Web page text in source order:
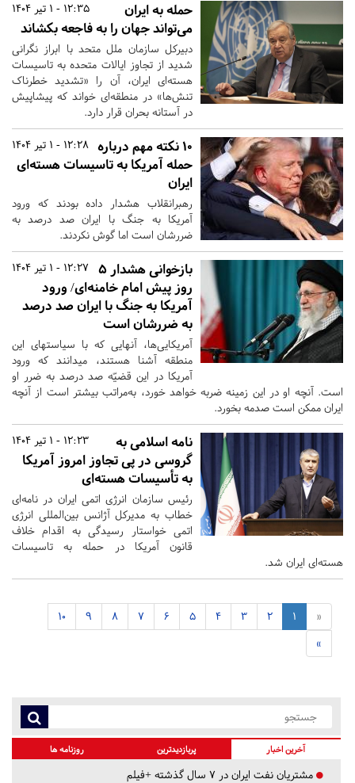
12:35 - 1 تیر 1404
حمله به ایران
می‌تواند جهان را به فاجعه بکشاند
دبیرکل سازمان ملل متحد با ابراز نگرانی
شدید از تجاوز ایالات متحده به تاسیسات
هسته‌ای ایران، آن را «تشدید خطرناک
تنش‌ها» در منطقه‌ای خواند که پیشاپیش
در آستانه بحران قرار دارد.
12:28 - 1 تیر 1404 ۱۰ نکته مهم درباره
حمله آمریکا به تاسیسات هسته‌ای
ایران
رهبرانقلاب هشدار داده بودند که ورود
آمریکا به جنگ با ایران صد درصد به
ضررشان است اما گوش نکردند.
12:27 - 1 تیر 1404
بازخوانی هشدار ۵
روز پیش امام خامنه‌ای/ ورود
آمریکا به جنگ با ایران صد درصد
به ضررشان است
آمریکایی‌ها، آنهایی که با سیاستهای این
منطقه آشنا هستند، میدانند که ورود
آمریکا در این قضیّه صد درصد به ضرر او
است. آنچه او در این زمینه ضربه خواهد خورد، به‌مراتب بیشتر است از آنچه
ایران ممکن است صدمه بخورد.
12:23 - 1 تیر 1404
نامه اسلامی به
گروسی در پی تجاوز امروز آمریکا
به تأسیسات هسته‌ای
رئیس سازمان انرژی اتمی ایران در نامه‌ای
خطاب به مدیرکل آژانس بین‌المللی انرژی
اتمی خواستار رسیدگی به اقدام خلاف
قانون آمریکا در حمله به تاسیسات
هسته‌ای ایران شد.
«
1
2
3
4
5
6
7
8
9
10
»
آخرین اخبار پربازدیدترین روزنامه ها
مشتریان نفت ایران در ۷ سال گذشته +فیلم